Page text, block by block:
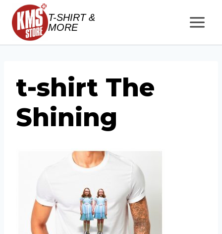
Salta
contenuto
T-SHIRT &
MORE
t-shirt The
Shining